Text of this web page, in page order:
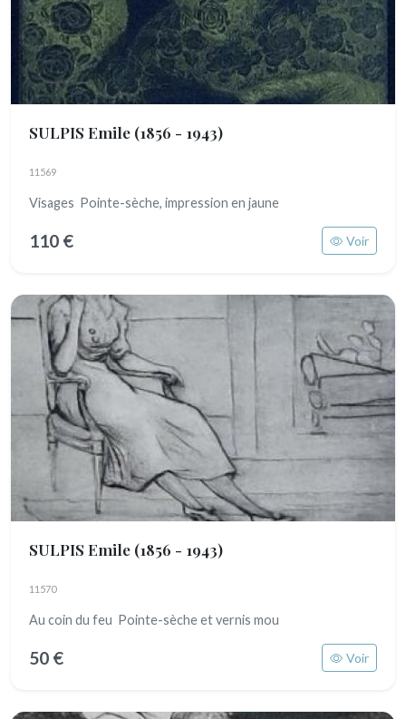
SULPIS Emile (1856 - 1943)
11569
Visages Pointe-sèche, impression en jaune
110 € Voir
SULPIS Emile (1856 - 1943)
11570
Au coin du feu Pointe-sèche et vernis mou
50 € Voir